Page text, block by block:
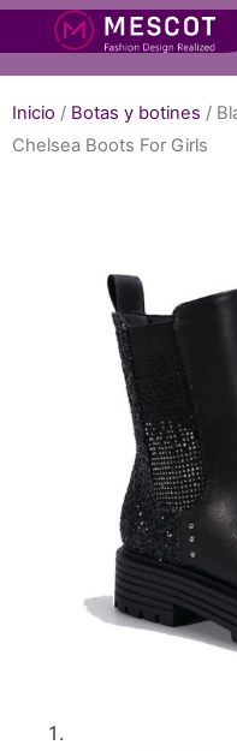
Inicio / Botas y botines /
Chelsea Boots For Girls